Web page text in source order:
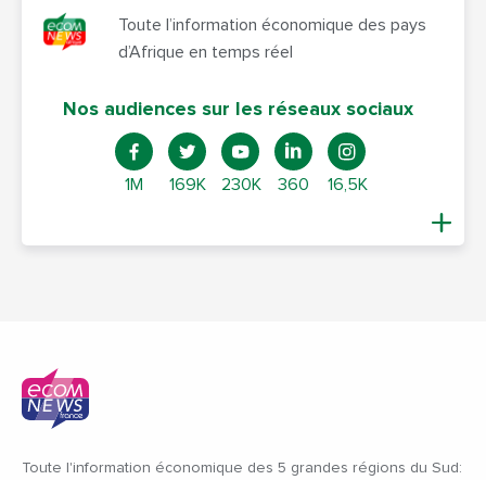
Toute l’information économique des pays
d’Afrique en temps réel
Nos audiences sur les réseaux sociaux
1M 169K 230K 360 16,5K
Toute l'information économique des 5 grandes régions du Sud: